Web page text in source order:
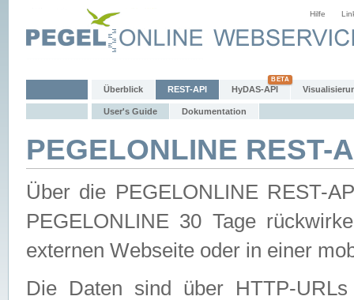
Hilfe
Überblick REST-API HyDAS-API
User's Guide Dokumentation
PEGELONLINE REST-
Über die PEGELONLINE REST-
PEGELONLINE 30 Tage
externen Webseite oder in einer
Die Daten sind über HTTP-